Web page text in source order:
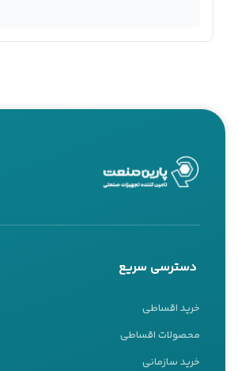
دسترسی سریع
خرید اقساطی
محصولات اقساطی
خرید سازمانی